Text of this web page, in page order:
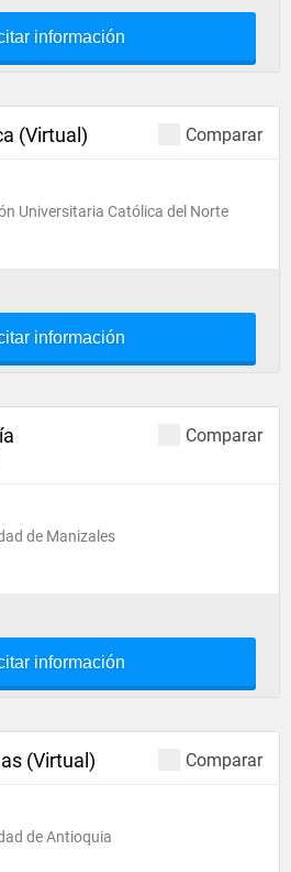
información
Comparar
(Virtual)
Universitaria Católica del Norte
información
Comparar
de Manizales
información
Comparar
(Virtual)
de Antioquia